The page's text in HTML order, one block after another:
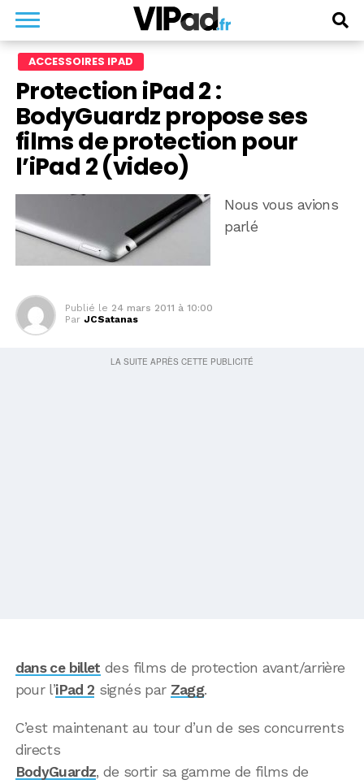
ACCESSOIRES IPAD
Protection iPad 2 :
BodyGuardz propose ses
films de protection pour
l’iPad 2 (video)
Nous vous avions
parlé
Publié le 24 mars 2011 à 10:00
Par JCSatanas
dans ce billet des films de protection avant/arrière
pour l’iPad 2 signés par Zagg.
C’est maintenant au tour d’un de ses concurrents
directs
BodyGuardz, de sortir sa gamme de films de